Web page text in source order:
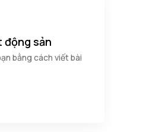
động sản
bằng cách viết bài